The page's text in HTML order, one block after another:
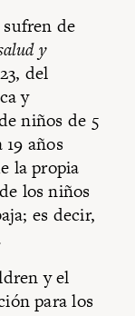
de
y
del
y
niños de 5
19 años
la propia
los niños
es decir,
y el
para los